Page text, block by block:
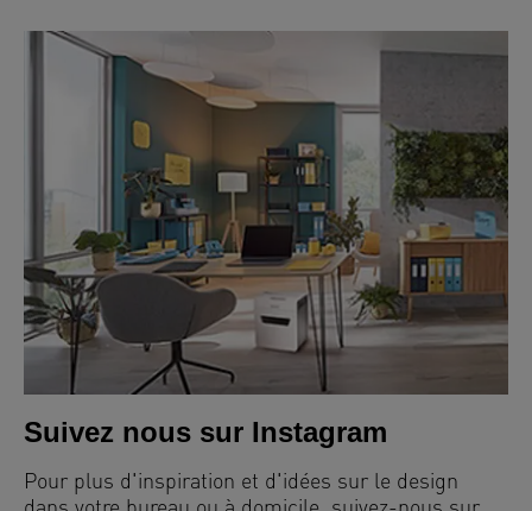
Suivez nous sur Instagram
Pour plus d'inspiration et d'idées sur le design